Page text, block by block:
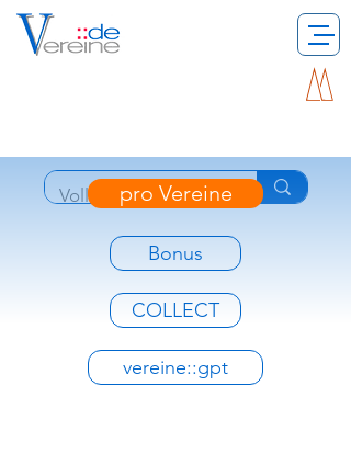
pro Vereine
Bonus
COLLECT
vereine::gpt